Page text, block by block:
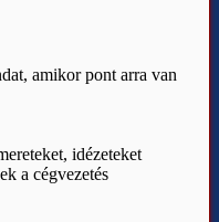
amikor pont arra van
idézeteket
a cégvezetés